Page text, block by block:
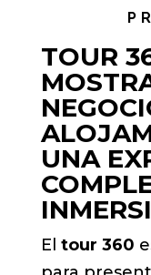
TOUR
UNA
El tour 360